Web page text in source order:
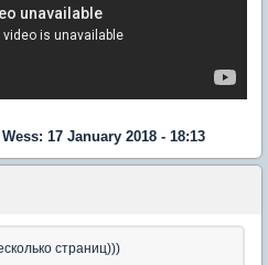
17 January 2018 - 18:13
страниц)))